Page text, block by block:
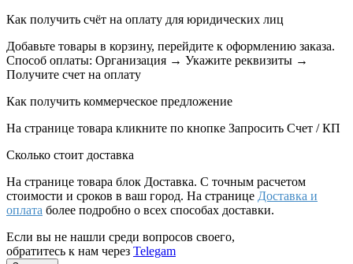
Как получить счёт на оплату для юридических лиц
Добавьте товары в корзину, перейдите к оформлению заказа.
Способ оплаты: Организация → Укажите реквизиты →
Получите счет на оплату
Как получить коммерческое предложение
На странице товара кликните по кнопке Запросить Счет / КП
Сколько стоит доставка
На странице товара блок Доставка. С точным расчетом
стоимости и сроков в ваш город. На странице Доставка и
оплата более подробно о всех способах доставки.
Если вы не нашли среди вопросов своего,
обратитесь к нам через Telegam